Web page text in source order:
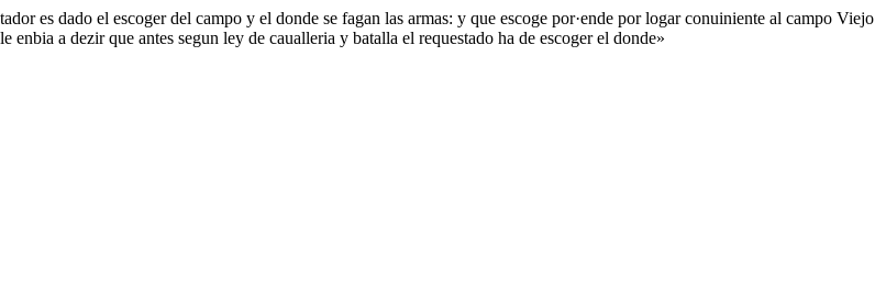
es dado el escoger del campo y el donde se fagan las armas: y que escoge por·ende por logar conuiniente al campo Viejo
a dezir que antes segun ley de caualleria y batalla el requestado ha de escoger el donde»